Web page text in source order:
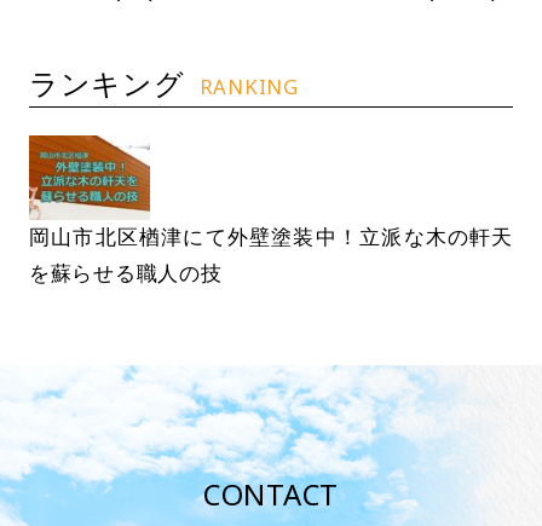
ランキング RANKING
岡山市北区楢津にて外壁塗装中！立派な木の軒天
を蘇らせる職人の技
CONTACT